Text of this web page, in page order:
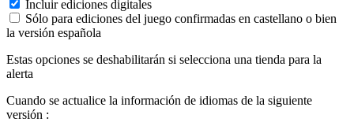
Incluir ediciones digitales
Sólo para ediciones del juego confirmadas en castellano o bien
la versión española
Estas opciones se deshabilitarán si selecciona una tienda para la
alerta
Cuando se actualice la información de idiomas de la siguiente
versión :